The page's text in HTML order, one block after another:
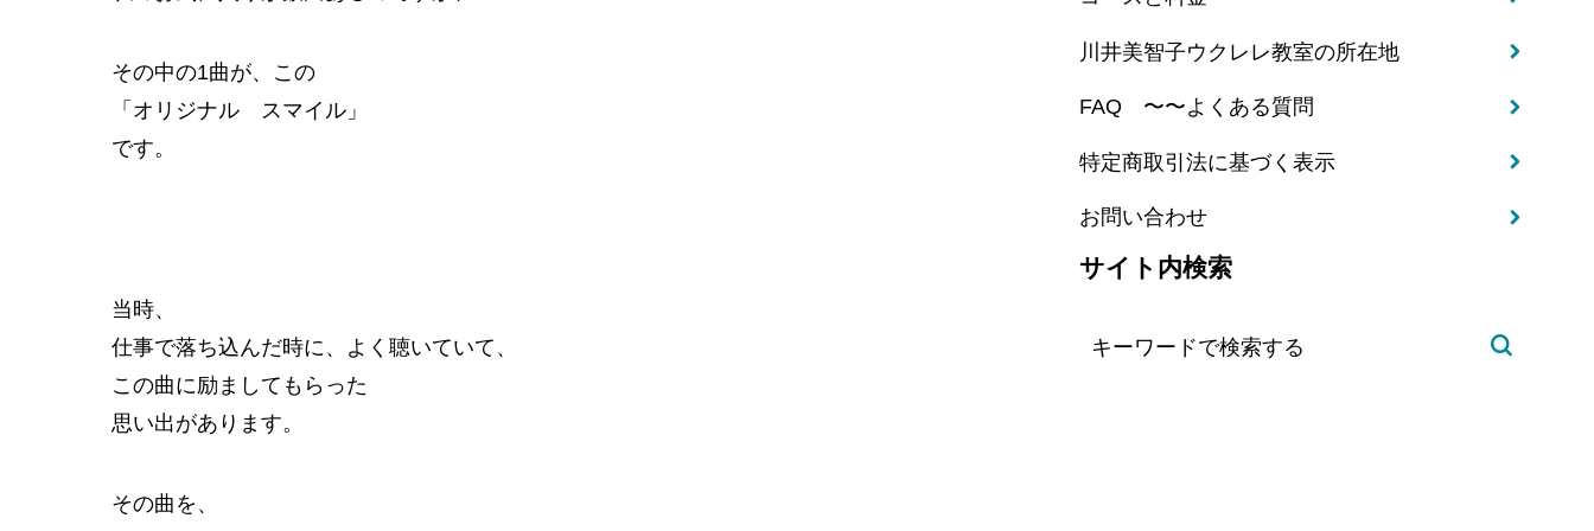
その中の1曲が、この
「オリジナル スマイル」
です。
当時、
仕事で落ち込んだ時に、よく聴いていて、
この曲に励ましてもらった
思い出があります。
その曲を、
川井美智子ウクレレ教室の所在地
FAQ 〜〜よくある質問
特定商取引法に基づく表示
お問い合わせ
サイト内検索